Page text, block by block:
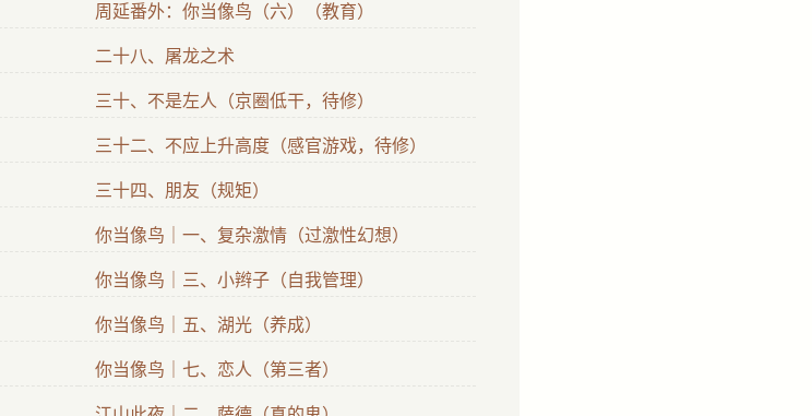
周延番外：你当像鸟（六）（教育）
二十八、屠龙之术
三十、不是左人（京圈低干，待修）
三十二、不应上升高度（感官游戏，待修）
三十四、朋友（规矩）
你当像鸟｜一、复杂激情（过激性幻想）
你当像鸟｜三、小辫子（自我管理）
你当像鸟｜五、湖光（养成）
你当像鸟｜七、恋人（第三者）